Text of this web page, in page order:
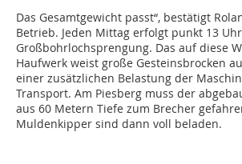
Das Gesamtgewicht passt“, bestätigt
Betrieb. Jeden Mittag erfolgt punkt 13
Großbohrlochsprengung. Das auf diese
Haufwerk weist große Gesteinsbrocken
einer zusätzlichen Belastung der
Transport. Am Piesberg muss der
aus 60 Metern Tiefe zum Brecher
Muldenkipper sind dann voll beladen.